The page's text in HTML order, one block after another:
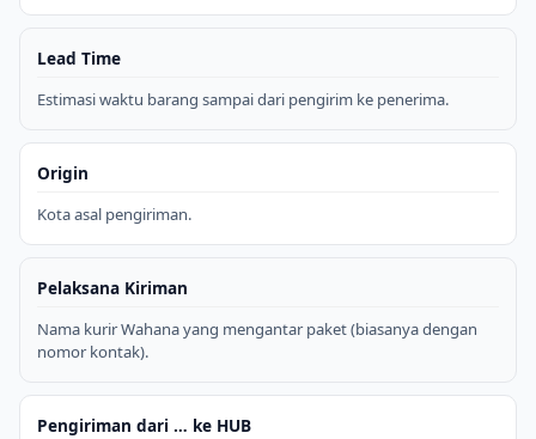
Lead Time
Estimasi waktu barang sampai dari pengirim ke penerima.
Origin
Kota asal pengiriman.
Pelaksana Kiriman
Nama kurir Wahana yang mengantar paket (biasanya dengan
nomor kontak).
Pengiriman dari … ke HUB